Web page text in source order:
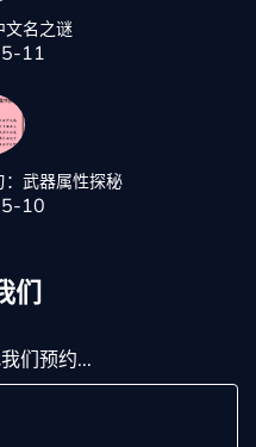
文名之谜
11
：武器属性探秘
10
们
们预约...